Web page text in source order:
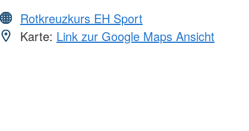
Rotkreuzkurs EH Sport
Karte: Link zur Google Maps Ansicht